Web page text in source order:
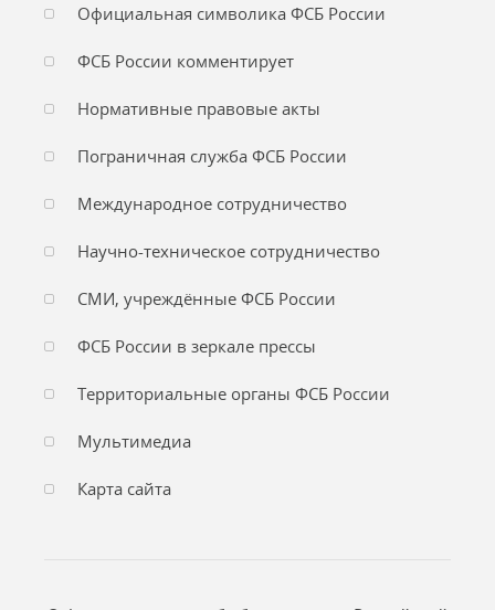
Официальная символика ФСБ России
ФСБ России комментирует
Нормативные правовые акты
Пограничная служба ФСБ России
Международное сотрудничество
Научно-техническое сотрудничество
СМИ, учреждённые ФСБ России
ФСБ России в зеркале прессы
Территориальные органы ФСБ России
Мультимедиа
Карта сайта